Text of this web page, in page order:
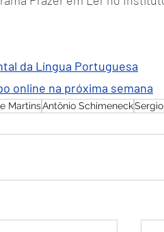
da Língua Portuguesa
online na próxima semana
MartinsAntônio Schimeneck